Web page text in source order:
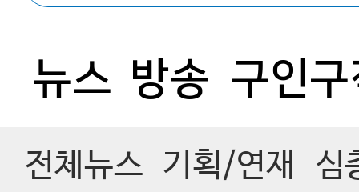
뉴스 방송 구인
전체뉴스 기획/연재 심